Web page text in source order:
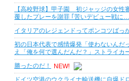
【高校野球】甲子園 初ジャッジの女性
覆したプレーを謝罪 ｢苦いデビュー戦に
イタリアのレジェンドってポンコツばっ
初の日本代表で感情爆発「使わないんだ
え「俺を何で選んだんだ？」ストライカ
勝ったのだ！
NEW!